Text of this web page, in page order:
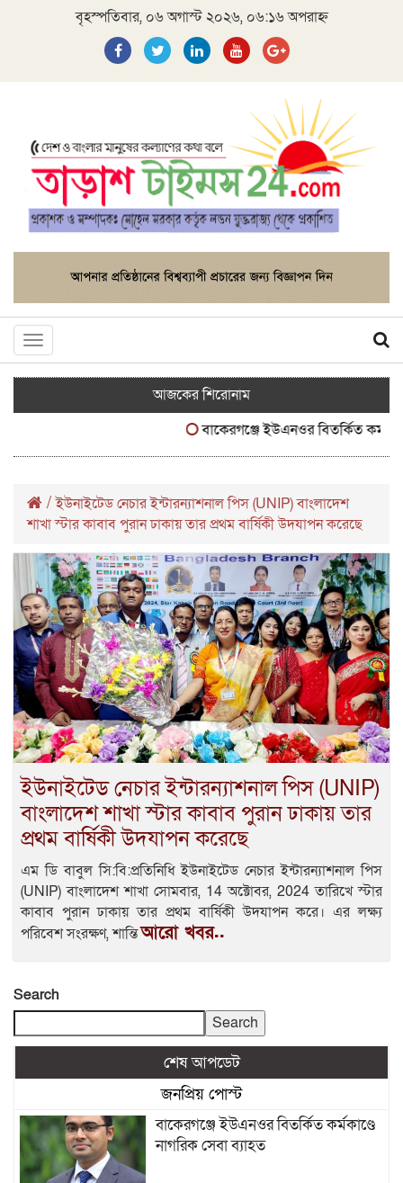
বৃহস্পতিবার, ০৬ অগাস্ট ২০২৬, ০৬:১৬ অপরাহ্ন
Toggle
navigation
আজকের শিরোনাম
বাকেরগঞ্জে ইউএনওর বিতর্কিত
/ইউনাইটেড নেচার ইন্টারন্যাশনাল পিস (UNIP) বাংলাদেশ
শাখা স্টার কাবাব পুরান ঢাকায় তার প্রথম বার্ষিকী উদযাপন করেছে
ইউনাইটেড নেচার ইন্টারন্যাশনাল পিস (UNIP)
বাংলাদেশ শাখা স্টার কাবাব পুরান ঢাকায় তার
প্রথম বার্ষিকী উদযাপন করেছে
এম ডি বাবুল সি:বি:প্রতিনিধি ইউনাইটেড নেচার ইন্টারন্যাশনাল পিস
(UNIP) বাংলাদেশ শাখা সোমবার, 14 অক্টোবর, 2024 তারিখে স্টার
কাবাব পুরান ঢাকায় তার প্রথম বার্ষিকী উদযাপন করে। এর লক্ষ্য
পরিবেশ সংরক্ষণ, শান্তিআরো খবর..
Search
Search
শেষ আপডেট
জনপ্রিয় পোস্ট
বাকেরগঞ্জে ইউএনওর বিতর্কিত কর্মকাণ্ডে
নাগরিক সেবা ব্যাহত